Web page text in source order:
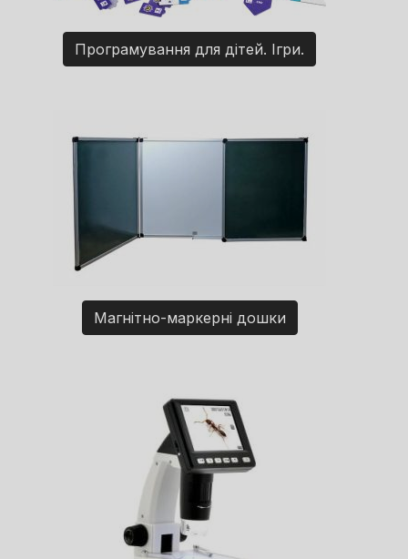
Програмування для дітей. Ігри.
Магнітно-маркерні дошки